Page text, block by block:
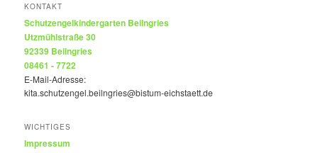
KONTAKT
Schutzengelkindergarten Beilngries
Utzmühlstraße 30
92339 Beilngries
08461 - 7722
E-Mail-Adresse:
kita.schutzengel.beilngries@bistum-eichstaett.de
WICHTIGES
Impressum